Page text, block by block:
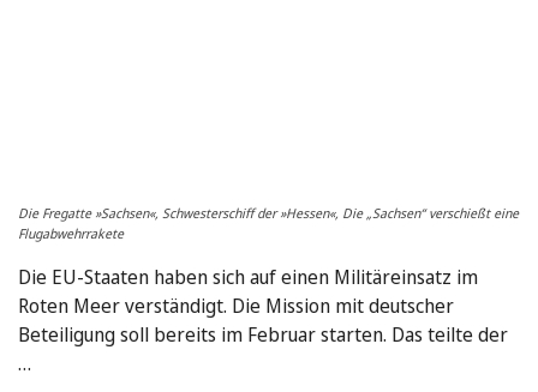
Die Fregatte »Sachsen«, Schwesterschiff der »Hessen«, Die „Sachsen“ verschießt eine
Flugabwehrrakete
Die EU-Staaten haben sich auf einen Militäreinsatz im
Roten Meer verständigt. Die Mission mit deutscher
Beteiligung soll bereits im Februar starten. Das teilte der
…